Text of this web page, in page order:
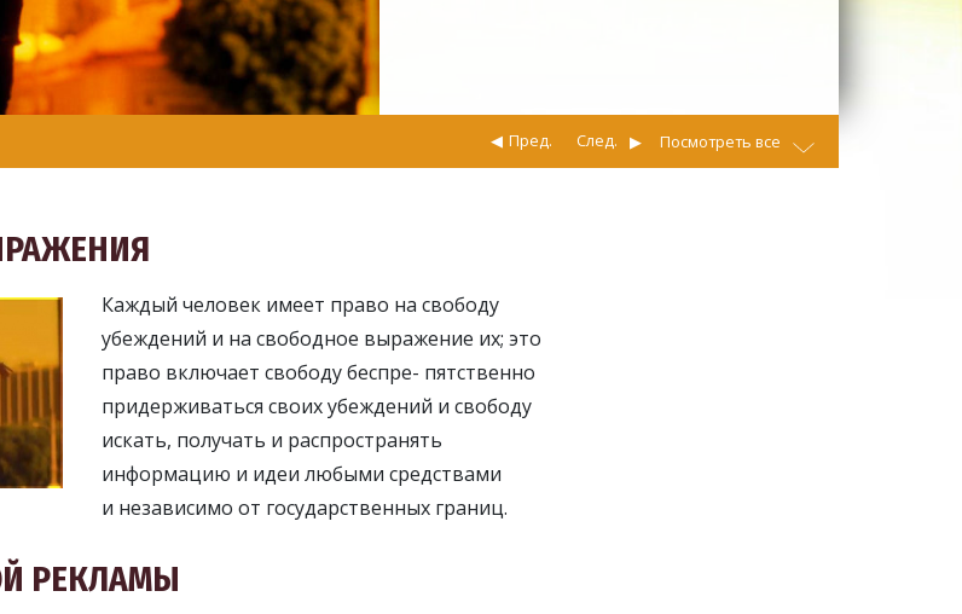
След.
Пред. Посмотреть все
Каждый человек имеет право на свободу
убеждений и на свободное выражение их; это
право включает свободу беспре- пятственно
придерживаться своих убеждений и свободу
искать, получать и распространять
информацию и идеи любыми средствами
и независимо от государственных границ.
РЕКЛАМЫ